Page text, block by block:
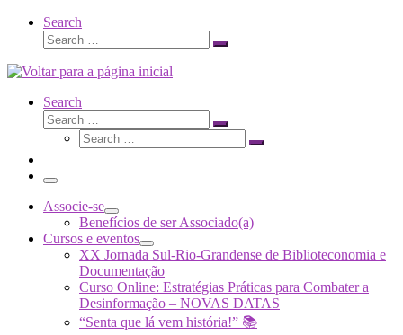
Search
Search
Search
Search
Search
Search
Search
Search
Menu
Associe-se
Benefícios de ser Associado(a)
Cursos e eventos
XX Jornada Sul-Rio-Grandense de Biblioteconomia e
Documentação
Curso Online: Estratégias Práticas para Combater a
Desinformação – NOVAS DATAS
“Senta que lá vem história!” 📚